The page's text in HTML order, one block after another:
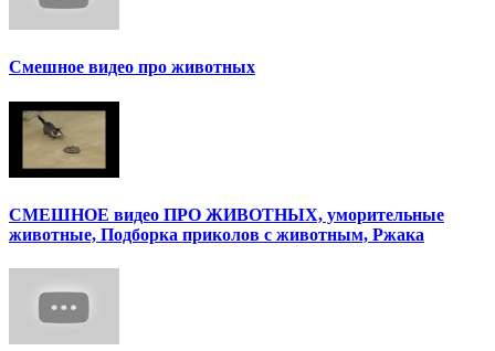
Смешное видео про животных
СМЕШНОЕ видео ПРО ЖИВОТНЫХ, уморительные
животные, Подборка приколов с животным, Ржака